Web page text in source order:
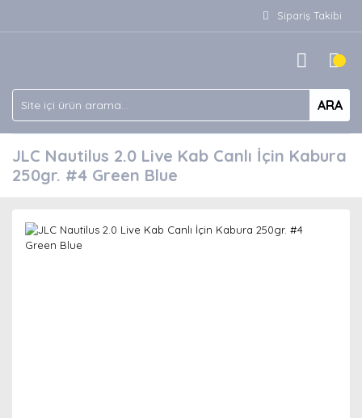
Sipariş Takibi
ARA
JLC Nautilus 2.0 Live Kab Canlı İçin Kabura
250gr. #4 Green Blue